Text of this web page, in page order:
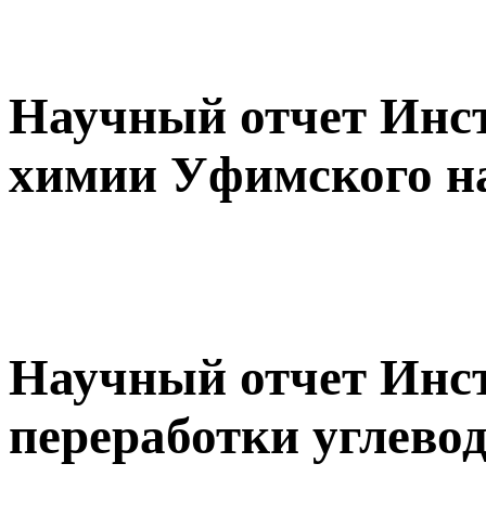
Научный отчет
химии Уфимского
Научный отчет
переработки